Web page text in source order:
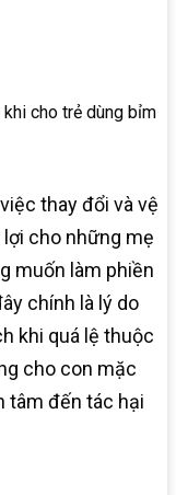
cho trẻ dùng bỉm
thay đổi và vệ
cho những mẹ
muốn làm phiền
chính là lý do
khi quá lệ thuộc
cho con mặc
tâm đến tác hại